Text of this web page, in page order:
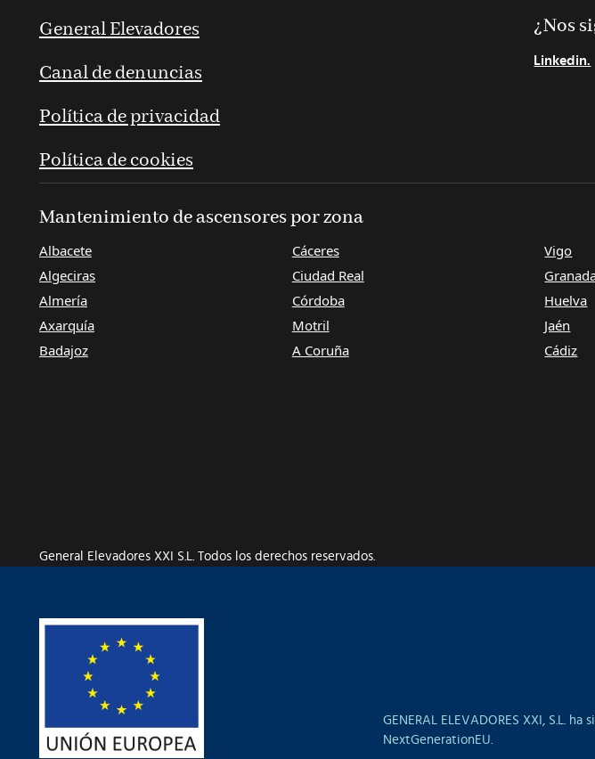
General Elevadores
Canal de denuncias
Política de privacidad
Política de cookies
¿Nos
Linkedin.
Mantenimiento de ascensores por zona
Albacete
Algeciras
Almería
Axarquía
Badajoz
Cáceres
Ciudad Real
Córdoba
Motril
A Coruña
Vigo
Huelva
Jaén
Cádiz
General Elevadores XXI S.L. Todos los derechos reservados.
GENERAL ELEVADORES XXI, S.L.
NextGenerationEU.